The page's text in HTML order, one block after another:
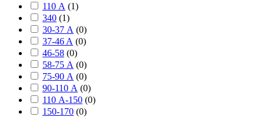
110 А (1)
340 (1)
30-37 А (0)
37-46 A (0)
46-58 (0)
58-75 А (0)
75-90 А (0)
90-110 А (0)
110 А-150 (0)
150-170 (0)